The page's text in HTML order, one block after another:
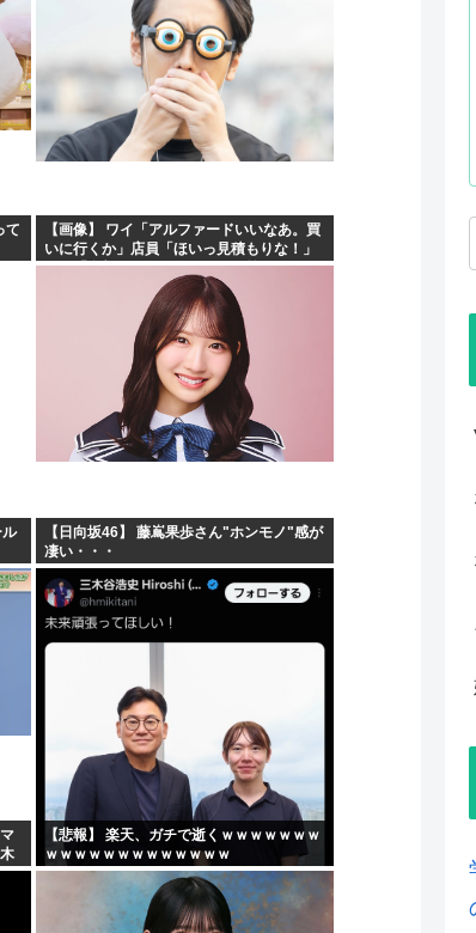
【1966年】 母の日に9歳の息子が
日本人「うちの犬、たまたまついて
海外「まるでトランプ」FIFAがW杯
海外「全部日本の真似だったのか…
【海外の反応】 なぜイチローはあ
平野綾とかいう女声優についてお前
みいちゃんと山田さんの漫画の作者
て
【画像】 ワイ「アルファードいいなあ。買
いに行くか」店員「ほいっ見積もりな！」
ワイ「金額おかしくね？」←お前らもそう
思うよな？？？？？
ル
【日向坂46】 藤嶌果歩さん"ホンモノ"感が
凄い・・・
【悲報】 楽天、ガチで逝くｗｗｗｗｗｗｗ
ｗｗｗｗｗｗｗｗｗｗｗｗｗ